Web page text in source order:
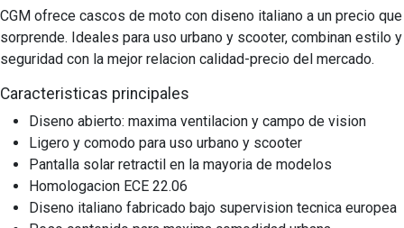
CGM ofrece cascos de moto con diseno italiano a un precio que
sorprende. Ideales para uso urbano y scooter, combinan estilo y
seguridad con la mejor relacion calidad-precio del mercado.
Caracteristicas principales
Diseno abierto: maxima ventilacion y campo de vision
Ligero y comodo para uso urbano y scooter
Pantalla solar retractil en la mayoria de modelos
Homologacion ECE 22.06
Diseno italiano fabricado bajo supervision tecnica europea